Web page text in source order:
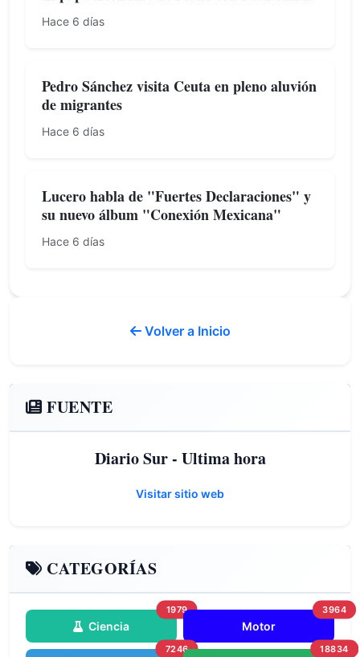
Hace 6 días
Pedro Sánchez visita Ceuta en pleno aluvión
de migrantes
Hace 6 días
Lucero habla de "Fuertes Declaraciones" y
su nuevo álbum "Conexión Mexicana"
Hace 6 días
Volver a Inicio
FUENTE
Diario Sur - Ultima hora
Visitar sitio web
CATEGORÍAS
Ciencia
1979
Motor
3964
7246 18834